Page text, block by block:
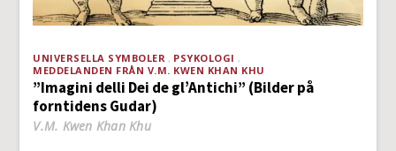
UNIVERSELLA SYMBOLER
PSYKOLOGI
MEDDELANDEN FRÅN V.M. KWEN KHAN KHU
”Imagini delli Dei de gl’Antichi” (Bilder på
forntidens Gudar)
V.M. Kwen Khan Khu